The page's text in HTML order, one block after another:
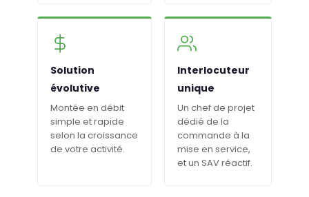
Solution
évolutive
Montée en débit
simple et rapide
selon la croissance
de votre activité.
Interlocuteur
unique
Un chef de projet
dédié de la
commande à la
mise en service,
et un SAV réactif.